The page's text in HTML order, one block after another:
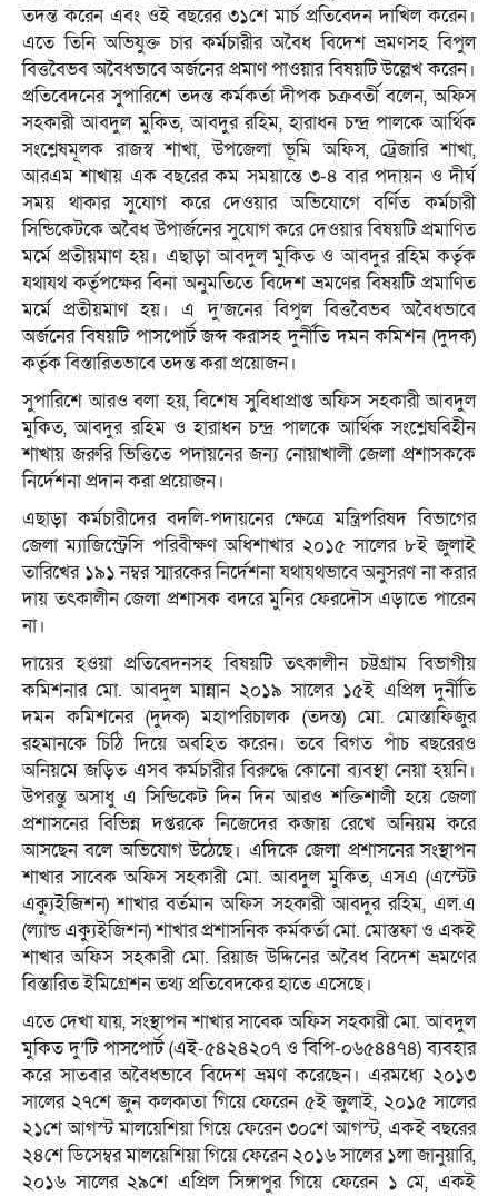
তদন্ত করেন এবং ওই বছরের ৩১শে মার্চ প্রতিবেদন দাখিল করেন।
এতে তিনি অভিযুক্ত চার কর্মচারীর অবৈধ বিদেশ ভ্রমণসহ বিপুল
বিত্তবৈভব অবৈধভাবে অর্জনের প্রমাণ পাওয়ার বিষয়টি উল্লেখ করেন।
প্রতিবেদনের সুপারিশে তদন্ত কর্মকর্তা দীপক চক্রবর্তী বলেন, অফিস
সহকারী আবদুল মুকিত, আবদুর রহিম, হারাধন চন্দ্র পালকে আর্থিক
সংশ্লেষমূলক রাজস্ব শাখা, উপজেলা ভূমি অফিস, ট্রেজারি শাখা,
আরএম শাখায় এক বছরের কম সময়ান্তে ৩-৪ বার পদায়ন ও দীর্ঘ
সময় থাকার সুযোগ করে দেওয়ার অভিযোগে বর্ণিত কর্মচারী
সিন্ডিকেটকে অবৈধ উপার্জনের সুযোগ করে দেওয়ার বিষয়টি প্রমাণিত
মর্মে প্রতীয়মাণ হয়। এছাড়া আবদুল মুকিত ও আবদুর রহিম কর্তৃক
যথাযথ কর্তৃপক্ষের বিনা অনুমতিতে বিদেশ ভ্রমণের বিষয়টি প্রমাণিত
মর্মে প্রতীয়মাণ হয়। এ দু’জনের বিপুল বিত্তবৈভব অবৈধভাবে
অর্জনের বিষয়টি পাসপোর্ট জব্দ করাসহ দুর্নীতি দমন কমিশন (দুদক)
কর্তৃক বিস্তারিতভাবে তদন্ত করা প্রয়োজন।
সুপারিশে আরও বলা হয়, বিশেষ সুবিধাপ্রাপ্ত অফিস সহকারী আবদুল
মুকিত, আবদুর রহিম ও হারাধন চন্দ্র পালকে আর্থিক সংশ্লেষবিহীন
শাখায় জরুরি ভিত্তিতে পদায়নের জন্য নোয়াখালী জেলা প্রশাসককে
নির্দেশনা প্রদান করা প্রয়োজন।
এছাড়া কর্মচারীদের বদলি-পদায়নের ক্ষেত্রে মন্ত্রিপরিষদ বিভাগের
জেলা ম্যাজিস্ট্রেসি পরিবীক্ষণ অধিশাখার ২০১৫ সালের ৮ই জুলাই
তারিখের ১৯১ নম্বর স্মারকের নির্দেশনা যথাযথভাবে অনুসরণ না করার
দায় তৎকালীন জেলা প্রশাসক বদরে মুনির ফেরদৌস এড়াতে পারেন
না।
দায়ের হওয়া প্রতিবেদনসহ বিষয়টি তৎকালীন চট্টগ্রাম বিভাগীয়
কমিশনার মো. আবদুল মান্নান ২০১৯ সালের ১৫ই এপ্রিল দুর্নীতি
দমন কমিশনের (দুদক) মহাপরিচালক (তদন্ত) মো. মোস্তাফিজুর
রহমানকে চিঠি দিয়ে অবহিত করেন। তবে বিগত পাঁচ বছরেরও
অনিয়মে জড়িত এসব কর্মচারীর বিরুদ্ধে কোনো ব্যবস্থা নেয়া হয়নি।
উপরন্তু অসাধু এ সিন্ডিকেট দিন দিন আরও শক্তিশালী হয়ে জেলা
প্রশাসনের বিভিন্ন দপ্তরকে নিজেদের কব্জায় রেখে অনিয়ম করে
আসছেন বলে অভিযোগ উঠেছে। এদিকে জেলা প্রশাসনের সংস্থাপন
শাখার সাবেক অফিস সহকারী মো. আবদুল মুকিত, এসএ (এস্টেট
এক্যুইজিশন) শাখার বর্তমান অফিস সহকারী আবদুর রহিম, এল.এ
(ল্যান্ড এক্যুইজিশন) শাখার প্রশাসনিক কর্মকর্তা মো. মোস্তফা ও একই
শাখার অফিস সহকারী মো. রিয়াজ উদ্দিনের অবৈধ বিদেশ ভ্রমণের
বিস্তারিত ইমিগ্রেশন তথ্য প্রতিবেদকের হাতে এসেছে।
এতে দেখা যায়, সংস্থাপন শাখার সাবেক অফিস সহকারী মো. আবদুল
মুকিত দু’টি পাসপোর্ট (এই-৫৪২৪২০৭ ও বিপি-০৬৫৪৪৭৪) ব্যবহার
করে সাতবার অবৈধভাবে বিদেশ ভ্রমণ করেছেন। এরমধ্যে ২০১৩
সালের ২৭শে জুন কলকাতা গিয়ে ফেরেন ৫ই জুলাই, ২০১৫ সালের
২১শে আগস্ট মালয়েশিয়া গিয়ে ফেরেন ৩০শে আগস্ট, একই বছরের
২৪শে ডিসেম্বর মালয়েশিয়া গিয়ে ফেরেন ২০১৬ সালের ১লা জানুয়ারি,
২০১৬ সালের ২৯শে এপ্রিল সিঙ্গাপুর গিয়ে ফেরেন ১ মে, একই